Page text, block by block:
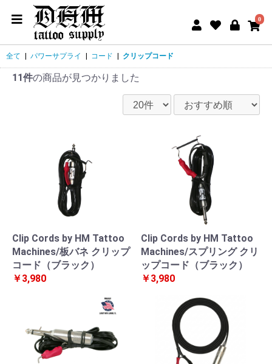
0
全て | パワーサプライ | コード | クリップコード
11件の商品が見つかりました
Clip Cords by HM Tattoo
Machines/板バネ クリップ
コード（ブラック）
￥3,980
Clip Cords by HM Tattoo
Machines/スプリング クリ
ップコード（ブラック）
￥3,980